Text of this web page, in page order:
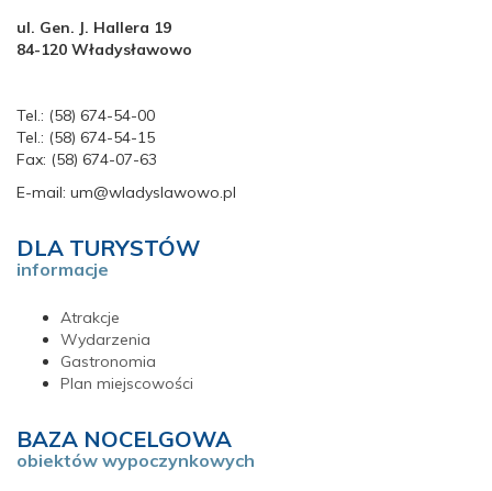
ul. Gen. J. Hallera 19
84-120 Władysławowo
Tel.: (58) 674-54-00
Tel.: (58) 674-54-15
Fax: (58) 674-07-63
E-mail: um@wladyslawowo.pl
DLA TURYSTÓW
informacje
Atrakcje
Wydarzenia
Gastronomia
Plan miejscowości
BAZA NOCELGOWA
obiektów wypoczynkowych